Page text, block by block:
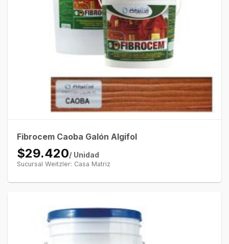
Fibrocem Caoba Galón Algifol
$29.420/ Unidad
Sucursal Weitzler: Casa Matriz